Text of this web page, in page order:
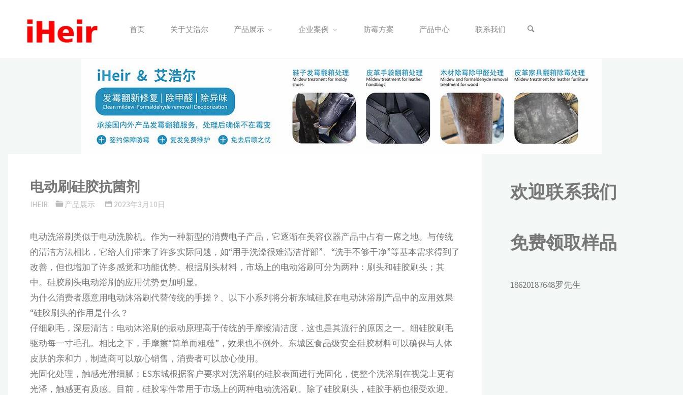
首页 关于艾浩尔 产品展示 企业案例 防霉方案 产品中心 联系我们
电动刷硅胶抗菌剂
IHEIR 产品展示 2023年3月10日
电动洗浴刷类似于电动洗脸机。作为一种新型的消费电子产品，它逐渐在美容仪器产品中占有一席之地。与传统
的清洁方法相比，它给人们带来了许多实际问题，如“用手洗澡很难清洁背部”、“洗手不够干净”等基本需求得到了
改善，但也增加了许多感觉和功能优势。根据刷头材料，市场上的电动浴刷可分为两种：刷头和硅胶刷头；其
中。硅胶刷头电动浴刷的应用优势更加明显。
为什么消费者愿意用电动沐浴刷代替传统的手搓？、以下小系列将分析东城硅胶在电动沐浴刷产品中的应用效果:
“硅胶刷头的作用是什么？
仔细刷毛，深层清洁；电动沐浴刷的振动原理高于传统的手摩擦清洁度，这也是其流行的原因之一。细硅胶刷毛
驱动每一寸毛孔。相比之下，手摩擦“简单而粗糙”，效果也不例外。东城区食品级安全硅胶材料可以确保与人体
皮肤的亲和力，制造商可以放心销售，消费者可以放心使用。
光固化处理，触感光滑细腻；ES东城根据客户要求对洗浴刷的硅胶表面进行光固化，使整个洗浴刷在视觉上更有
光泽，触感更有质感。目前，硅胶零件常用于市场上的两种电动洗浴刷。除了硅胶刷头，硅胶手柄也很受欢迎。
欢迎联系我们
免费领取样品
18620187648罗先生